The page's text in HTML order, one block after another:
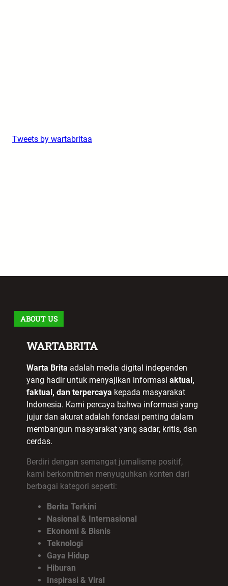
Tweets by wartabritaa
ABOUT US
WARTABRITA
Warta Brita adalah media digital independen
yang hadir untuk menyajikan informasi aktual,
faktual, dan terpercaya kepada masyarakat
Indonesia. Kami percaya bahwa informasi yang
jujur dan akurat adalah fondasi penting dalam
membangun masyarakat yang sadar, kritis, dan
cerdas.
Berdiri dengan semangat jurnalisme positif,
kami berkomitmen menyuguhkan konten dari
berbagai kategori seperti:
Berita Terkini
Nasional & Internasional
Ekonomi & Bisnis
Teknologi
Gaya Hidup
Hiburan
Inspirasi & Viral